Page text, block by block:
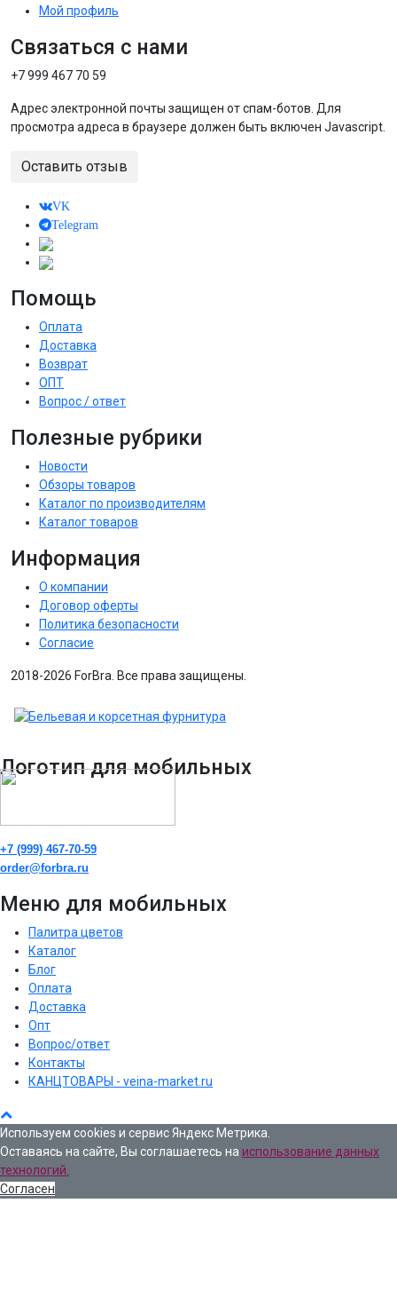
Мой профиль
Связаться с нами
+7 999 467 70 59
Адрес электронной почты защищен от спам-ботов. Для
просмотра адреса в браузере должен быть включен Javascript.
Оставить отзыв
VK
Telegram
Помощь
Оплата
Доставка
Возврат
ОПТ
Вопрос / ответ
Полезные рубрики
Новости
Обзоры товаров
Каталог по производителям
Каталог товаров
Информация
О компании
Договор оферты
Политика безопасности
Согласие
2018-2026 ForBra. Все права защищены.
Логотип для мобильных
+7 (999) 467-70-59
order@forbra.ru
Меню для мобильных
Палитра цветов
Каталог
Блог
Оплата
Доставка
Опт
Вопрос/ответ
Контакты
КАНЦТОВАРЫ - veina-market.ru
Используем cookies и сервис Яндекс Метрика.
Оставаясь на сайте, Вы соглашаетесь на использование данных
технологий.
Согласен